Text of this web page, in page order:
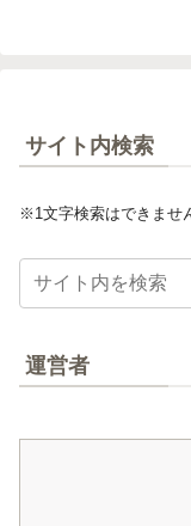
サイト内検索
※1文字検索はできませ
運営者